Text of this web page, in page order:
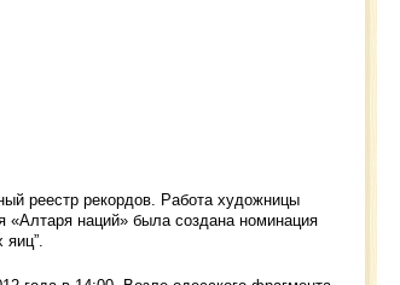
реестр рекордов. Работа художницы
«Алтаря наций» была создана номинация
яиц”.